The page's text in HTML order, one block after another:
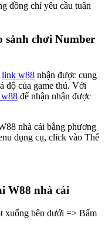
đồng chỉ yêu cầu tuân
sảnh chơi Number
link w88 nhận được cung
độ của game thủ. Với
để nhận nhận được
nhà cái bằng phương
dụng cụ, click vào Thể
W88 nhà cái
xuống bên dưới => Bấm